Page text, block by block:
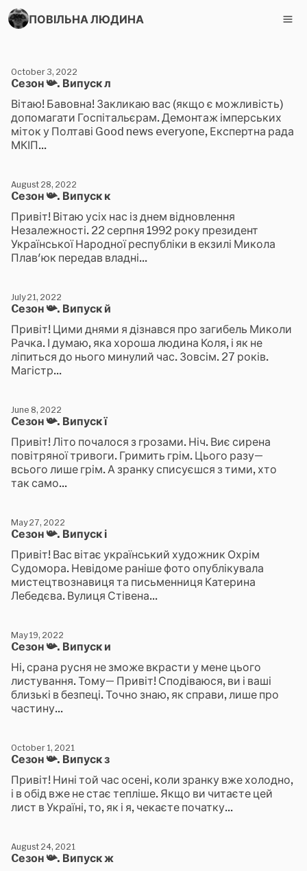
ПОВІЛЬНА ЛЮДИНА
Cезон 📯. Випуск л
October 3, 2022
Вітаю! Бавовна! Закликаю вас (якщо є можливість)
допомагати Госпітальєрам. Демонтаж імперських
міток у Полтаві Good news everyone, Експертна рада
МКІП...
Cезон 📯. Випуск к
August 28, 2022
Привіт! Вітаю усіх нас із днем відновлення
Незалежності. 22 серпня 1992 року президент
Української Народної республіки в екзилі Микола
Плав'юк передав владні...
Cезон 📯. Випуск й
July 21, 2022
Привіт! Цими днями я дізнався про загибель Миколи
Рачка. І думаю, яка хороша людина Коля, і як не
ліпиться до нього минулий час. Зовсім. 27 років.
Магістр...
Cезон 📯. Випуск ї
June 8, 2022
Привіт! Літо почалося з грозами. Ніч. Виє сирена
повітряної тривоги. Гримить грім. Цього разу—
всього лише грім. А зранку списуєшся з тими, хто
так само...
Cезон 📯. Випуск і
May 27, 2022
Привіт! Вас вітає український художник Охрім
Судомора. Невідоме раніше фото опублікувала
мистецтвознавиця та письменниця Катерина
Лебедєва. Вулиця Стівена...
Cезон 📯. Випуск и
May 19, 2022
Ні, срана русня не зможе вкрасти у мене цього
листування. Тому— Привіт! Сподіваюся, ви і ваші
близькі в безпеці. Точно знаю, як справи, лише про
частину...
Cезон 📯. Випуск з
October 1, 2021
Привіт! Нині той час осені, коли зранку вже холодно,
і в обід вже не стає тепліше. Якщо ви читаєте цей
лист в Україні, то, як і я, чекаєте початку...
Cезон 📯. Випуск ж
August 24, 2021